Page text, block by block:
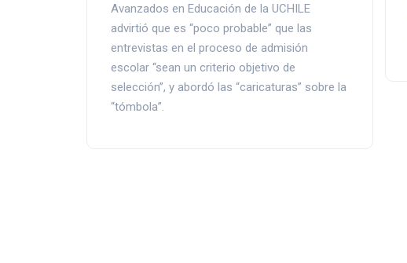
Avanzados en Educación de la UCHILE
advirtió que es “poco probable” que las
entrevistas en el proceso de admisión
escolar “sean un criterio objetivo de
selección”, y abordó las “caricaturas” sobre la
“tómbola”.